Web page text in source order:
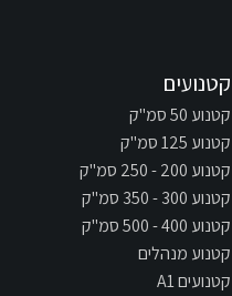
קטנועים
קטנוע 50 סמ"ק
קטנוע 125 סמ"ק
קטנוע 200 - 250 סמ"ק
קטנוע 300 - 350 סמ"ק
קטנוע 400 - 500 סמ"ק
קטנוע מנהלים
קטנועים A1